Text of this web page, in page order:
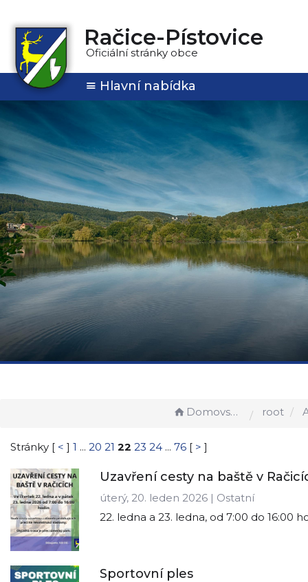
Račice-Pístovice
Oficiální stránky obce
Hlavní nabídka
Domovská stránka root
Stránky [ < ] 1 ... 20 21 22 23 24 ... 76 [ > ]
Uzavření cesty na baště v
úterý, 20. leden 2026 | Ostatní
22. ledna a 23. ledna, od 7:00 do 16:00
Sportovní ples